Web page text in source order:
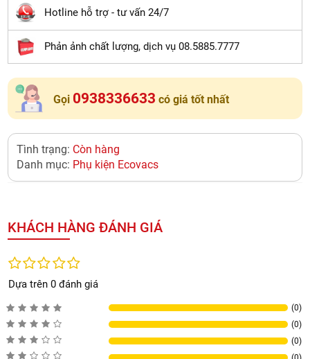
Hotline hỗ trợ - tư vấn 24/7
Phản ảnh chất lượng, dịch vụ 08.5885.7777
Gọi 0938336633 có giá tốt nhất
Tình trạng: Còn hàng
Danh mục: Phụ kiện Ecovacs
KHÁCH HÀNG ĐÁNH GIÁ
Dựa trên 0 đánh giá
(0)
(0)
(0)